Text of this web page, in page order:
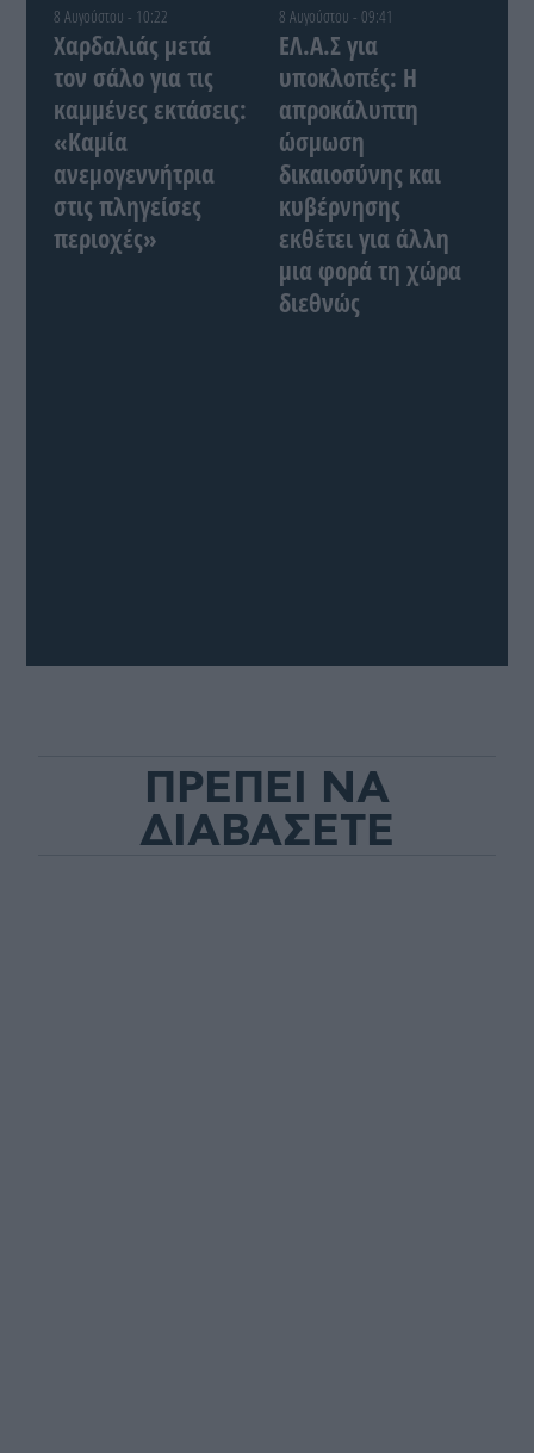
8 Αυγούστου - 10:22
Χαρδαλιάς μετά
τον σάλο για τις
καμμένες εκτάσεις:
«Καμία
ανεμογεννήτρια
στις πληγείσες
περιοχές»
8 Αυγούστου - 09:41
ΕΛ.Α.Σ για
υποκλοπές: Η
απροκάλυπτη
ώσμωση
δικαιοσύνης και
κυβέρνησης
εκθέτει για άλλη
μια φορά τη χώρα
διεθνώς
ΠΡΕΠΕΙ ΝΑ
ΔΙΑΒΑΣΕΤΕ